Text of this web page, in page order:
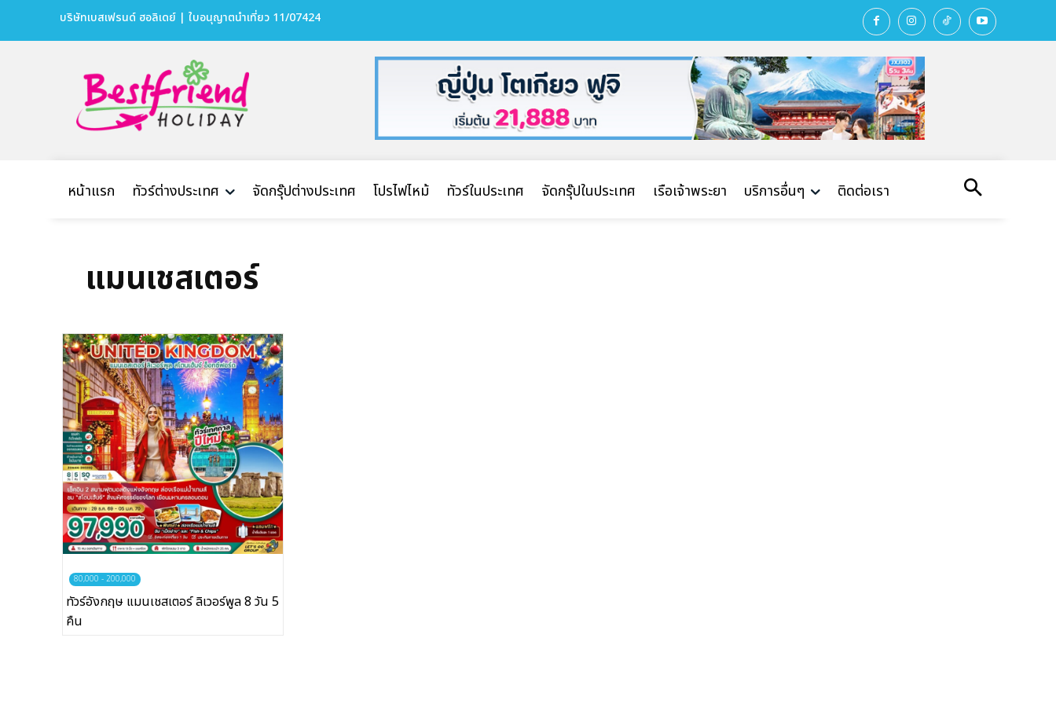
บริษัทเบสเฟรนด์ ฮอลิเดย์
เส้นทางที่ต้องการ
หน้าแรก
ทัวร์ต่างประเทศ
จัดกรุ๊ปต่างประเทศ
บริษัทเบสเฟรนด์ ฮอลิเดย์ | ใบอนุญาตนำเที่ยว 11/07424
หน้าแรก ทัวร์ต่างประเทศ จัดกรุ๊ปต่างประเทศ โปรไฟไหม้ ทัวร์ในประเทศ จัดกรุ๊ปในประเทศ เรือเจ้าพระยา บริการอื่นๆ ติดต่อเรา
แมนเชสเตอร์
80,000 - 200,000
ทัวร์อังกฤษ แมนเชสเตอร์ ลิเวอร์พูล 8 วัน 5
คืน